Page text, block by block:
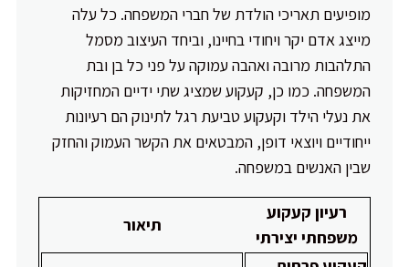
מופיעים תאריכי הולדת של חברי המשפחה. כל עלה
מייצג אדם יקר ויחודי בחיינו, וביחד העיצוב מסמל
התלהבות מרובה ואהבה עמוקה על פני כל בן ובת
המשפחה. כמו כן, קעקוע שמציג שתי ידיים המחזיקות
את נעלי הילד וקעקוע טביעת רגל לתינוק הם רעיונות
ייחודיים ויוצאי דופן, המבטאים את הקשר העמוק והחזק
שבין האנשים במשפחה.
רעיון קעקוע
משפחתי יצירתי
תיאור